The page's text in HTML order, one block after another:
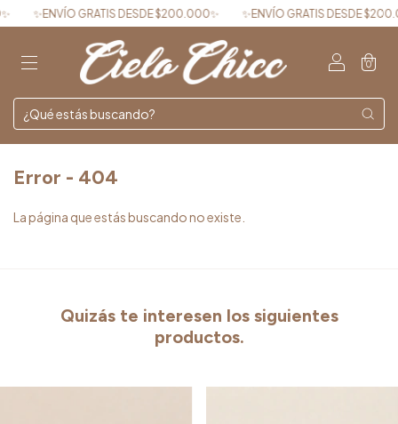
✨ENVÍO GRATIS DESDE $200.000✨ ✨ENVÍO GRATIS DESDE
0
Error - 404
La página que estás buscando no existe.
Quizás te interesen los siguientes
productos.